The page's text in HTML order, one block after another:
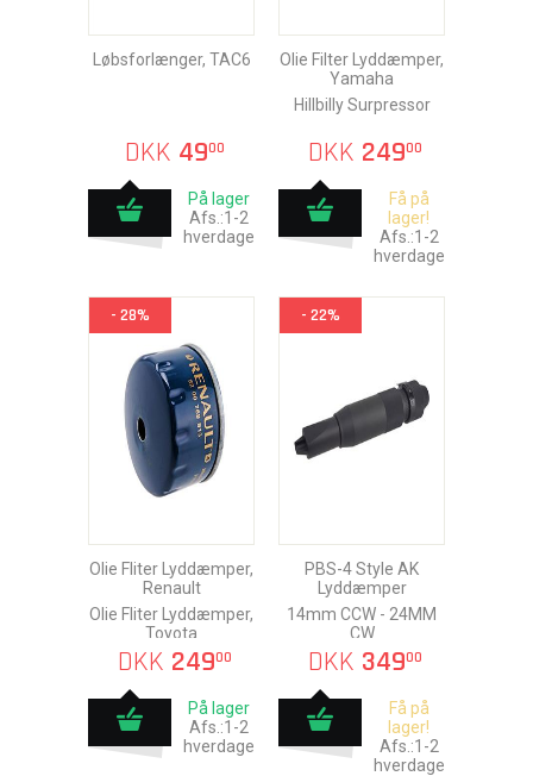
Løbsforlænger, TAC6
DKK 4900
På lager
Afs.:1-2
hverdage
Olie Filter Lyddæmper,
Yamaha
Hillbilly Surpressor
DKK 24900
Få på
lager!
Afs.:1-2
hverdage
- 28%
Olie Fliter Lyddæmper,
Renault
Olie Fliter Lyddæmper,
Toyota
DKK 24900
På lager
Afs.:1-2
hverdage
- 22%
PBS-4 Style AK
Lyddæmper
14mm CCW - 24MM
CW
DKK 34900
Få på
lager!
Afs.:1-2
hverdage